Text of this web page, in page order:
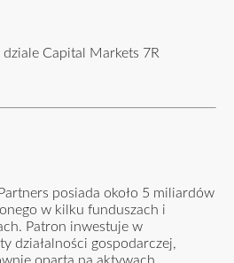
Capital Markets 7R
posiada około 5 miliardów
w kilku funduszach i
Patron inwestuje w
działalności gospodarczej,